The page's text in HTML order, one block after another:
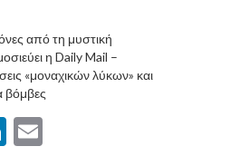
από τη μυστική
η Daily Mail –
«μοναχικών λύκων» και
βόμβες
LinkedIn